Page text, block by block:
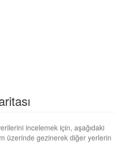
incelemek için, aşağıdaki
üzerinde gezinerek diğer yerlerin